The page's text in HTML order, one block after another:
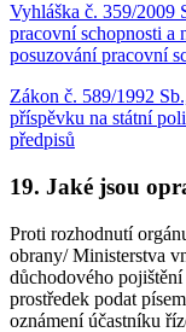
Vyhláška č. 359/2009
pracovní schopnosti a
posuzování pracovní
Zákon č. 589/1992
příspěvku na státní
předpisů
19. Jaké jsou
Proti rozhodnutí
obrany/ Ministerstva
důchodového
prostředek podat
oznámení účastníku